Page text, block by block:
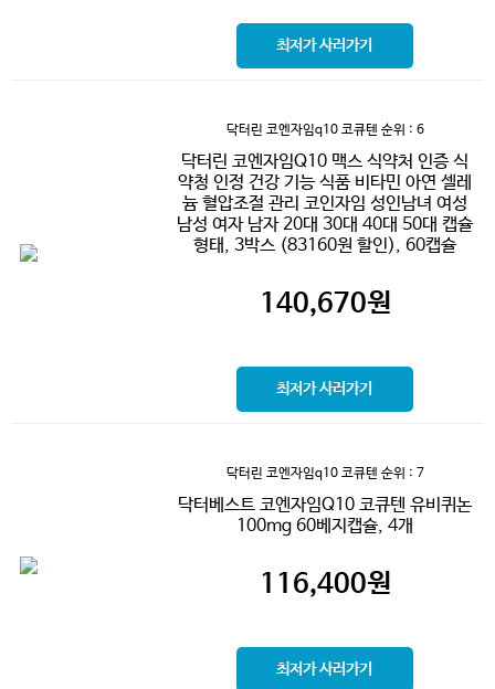
최저가 사러가기
닥터린 코엔자임q10 코큐텐 순위 : 6
닥터린 코엔자임Q10 맥스 식약처 인증 식
약청 인정 건강 기능 식품 비타민 아연 셀레
늄 혈압조절 관리 코인자임 성인남녀 여성
남성 여자 남자 20대 30대 40대 50대 캡슐
형태, 3박스 (83160원 할인), 60캡슐
140,670원
최저가 사러가기
닥터린 코엔자임q10 코큐텐 순위 : 7
닥터베스트 코엔자임Q10 코큐텐 유비퀴논
100mg 60베지캡슐, 4개
116,400원
최저가 사러가기